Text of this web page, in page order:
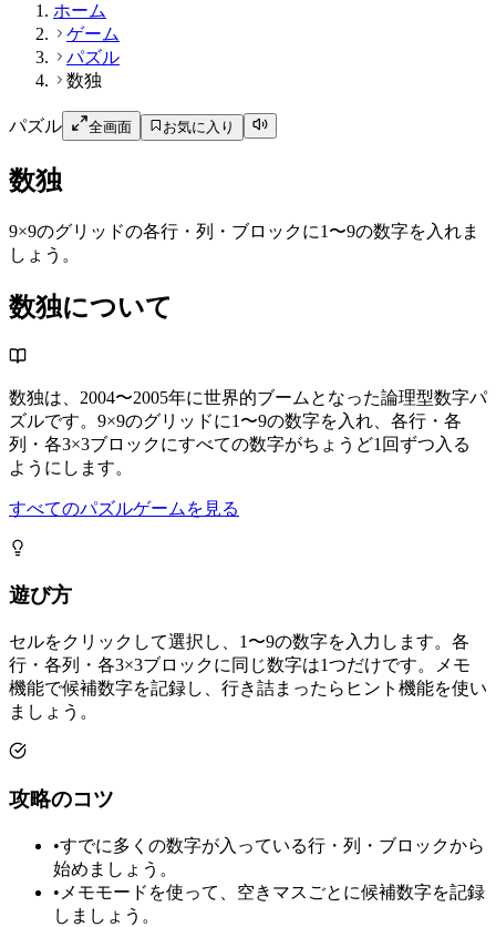
ホーム
ゲーム
パズル
数独
パズル 全画面 お気に入り
数独
9×9のグリッドの各行・列・ブロックに1〜9の数字を入れま
しょう。
数独について
数独は、2004〜2005年に世界的ブームとなった論理型数字パ
ズルです。9×9のグリッドに1〜9の数字を入れ、各行・各
列・各3×3ブロックにすべての数字がちょうど1回ずつ入る
ようにします。
すべてのパズルゲームを見る
遊び方
セルをクリックして選択し、1〜9の数字を入力します。各
行・各列・各3×3ブロックに同じ数字は1つだけです。メモ
機能で候補数字を記録し、行き詰まったらヒント機能を使い
ましょう。
攻略のコツ
•すでに多くの数字が入っている行・列・ブロックから
始めましょう。
• メモモードを使って、空きマスごとに候補数字を記録
しましょう。